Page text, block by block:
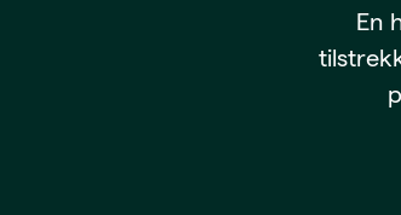
Lønn,
En